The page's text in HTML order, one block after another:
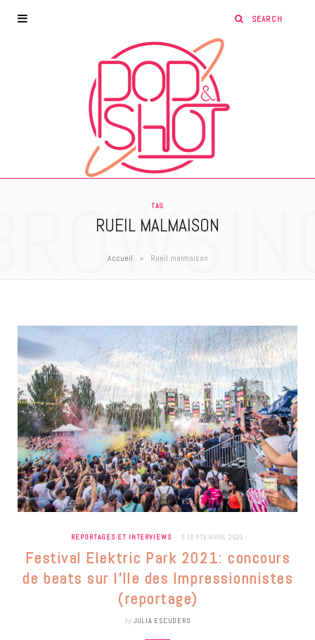
TAG
RUEIL MALMAISON
Accueil » Rueil malmaison
REPORTAGES ET INTERVIEWS 9 SEPTEMBRE 2021
Festival Elektric Park 2021: concours
de beats sur l’Ile des Impressionnistes
(reportage)
by JULIA ESCUDERO